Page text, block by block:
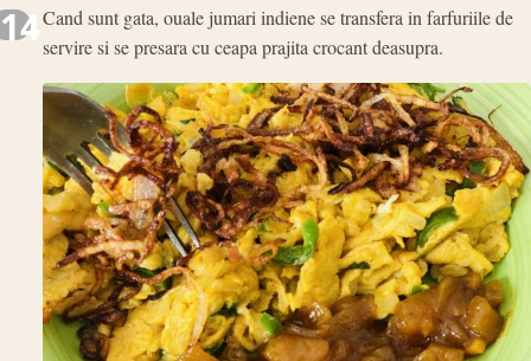
14Cand sunt gata, ouale jumari indiene se transfera in farfuriile de
servire si se presara cu ceapa prajita crocant deasupra.